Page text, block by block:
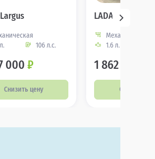
106 л.с.
000 ₽
Снизить цену
LADA Largus
Механическая
1.6 л.
1 862 000
Снизить цену